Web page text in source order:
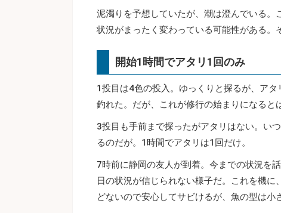
泥濁りを予想していたが、潮は澄んでいる
状況がまったく変わっている可能性がある。
開始1時間でアタリ1回のみ
1投目は4色の投入。ゆっくりと探るが、ア
釣れた。だが、これが修行の始まりになると
3投目も手前まで探ったがアタリはない。い
るのだが。1時間でアタリは1回だけ。
7時前に静岡の友人が到着。今までの状況を
日の状況が信じられない様子だ。これを機
どないので安心してサビけるが、魚の型は小